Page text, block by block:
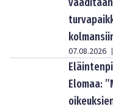
07.08.2026 |
Elomaa: